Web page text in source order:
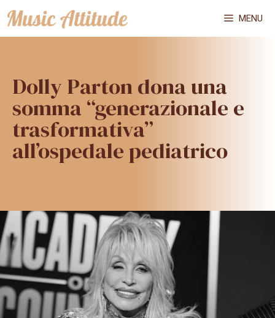
Vai
al
MENU
Dolly Parton dona una
somma “generazionale e
trasformativa”
all’ospedale pediatrico